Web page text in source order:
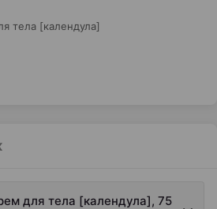
тела [календула]
для тела [календула], 75